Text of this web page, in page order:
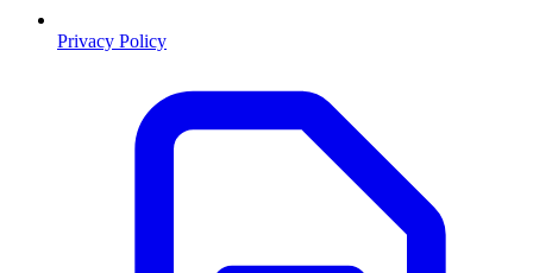
Privacy Policy